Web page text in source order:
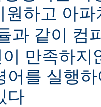
원하고 아
과 같이 컴
만족하지
어를 실행
다